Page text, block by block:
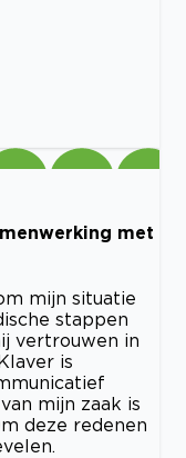
met
mijn situatie
stappen
vertrouwen in
is
mijn zaak is
deze redenen